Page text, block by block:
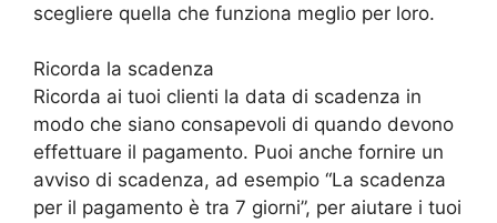
scegliere quella che funziona meglio per loro.
Ricorda la scadenza
Ricorda ai tuoi clienti la data di scadenza in
modo che siano consapevoli di quando devono
effettuare il pagamento. Puoi anche fornire un
avviso di scadenza, ad esempio “La scadenza
per il pagamento è tra 7 giorni”, per aiutare i tuoi